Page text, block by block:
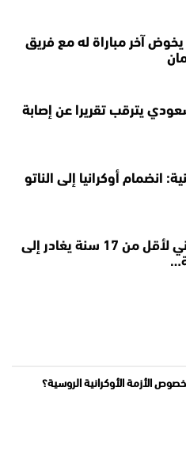
آخر مباراة له مع فريق
يترقب تقريرا عن إصابة
انضمام أوكرانيا إلى الناتو
المنتخب الوطني لأقل من 17 سنة يغادر إلى
الأزمة الأوكرانية الروسية؟